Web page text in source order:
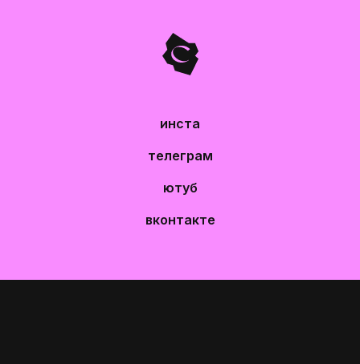
инста
телеграм
ютуб
вконтакте